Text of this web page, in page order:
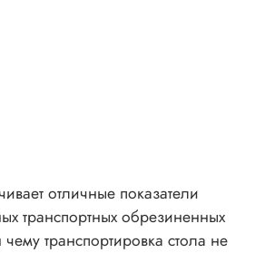
отличные показатели
транспортных обрезиненных
транспортировка стола не